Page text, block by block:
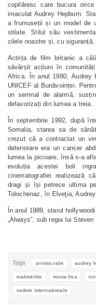
copilăresc care bucura
imaculat Audrey Hepburn.
a frumuseții și un model de
stilate. Stilul său
zilele noastre și, cu
Actrița de film britanic a
săvârșit acțiuni în
Africa. În anul 1980, Audrey
UNICEF al Bunăvoinței.
un semnal de alarmă,
defavorizați din lumea a treia.
În septembrie 1992, după
Somalia, starea sa de
crezut că a contractat un
deteriorare era un cancer
lumea la picioare, însă s-a
evoluția acestei boli
cinematografiei realizează
dragi și își petrece ultima
Tolochenaz, în Elveţia,
În anul 1989, starul
„Always”, sub regia lui Steven
Tags aristocratie audrey
malnutritie mona lisa
vedete internationale